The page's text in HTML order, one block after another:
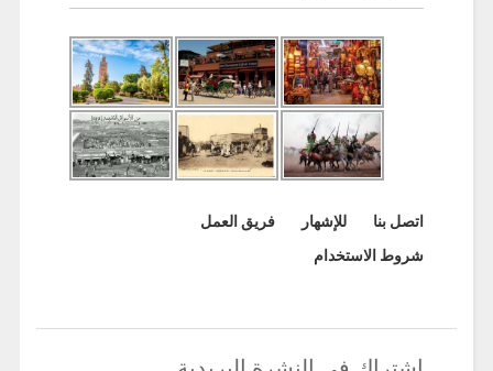
اتصل بنا للإشهار
فريق العمل
شروط الاستخدام